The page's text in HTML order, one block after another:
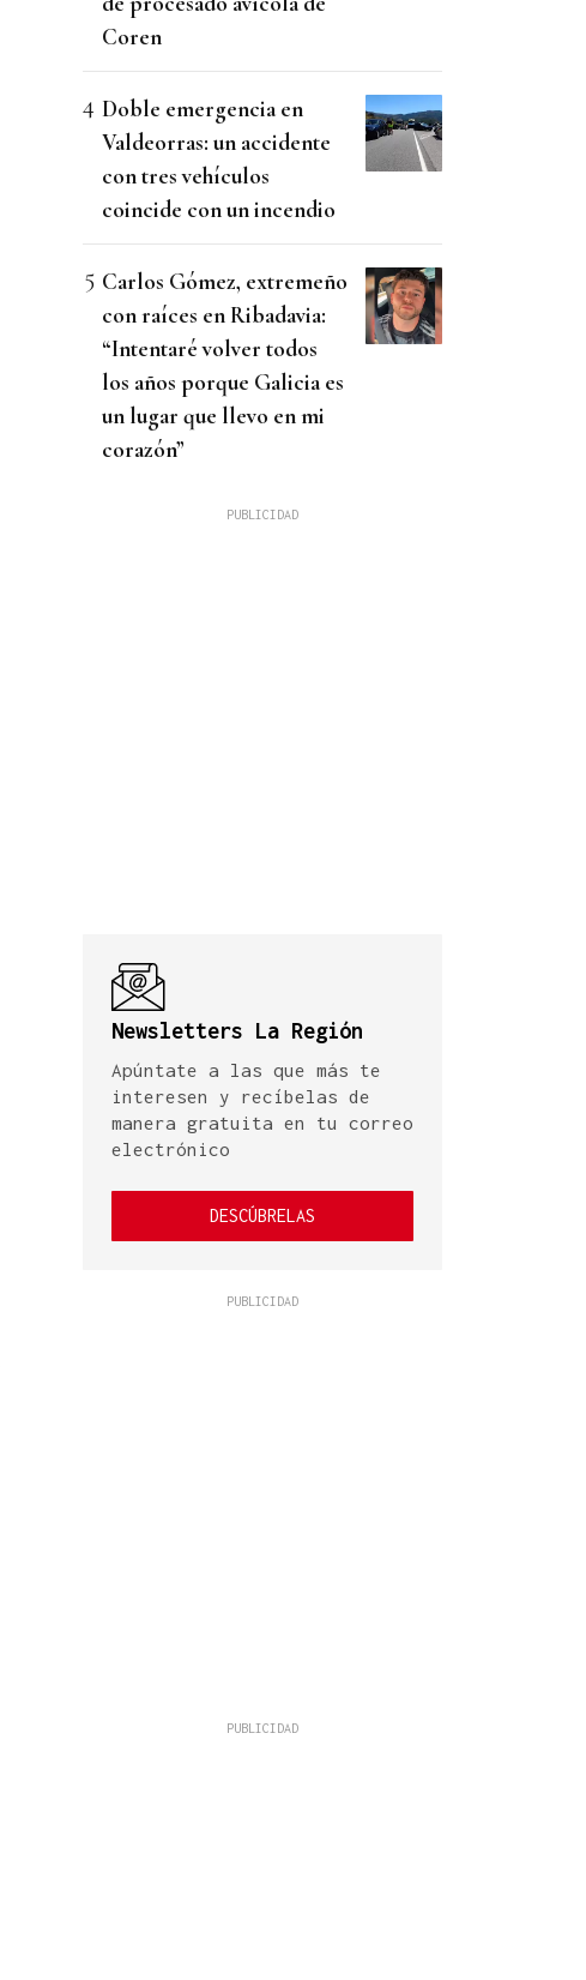
Coren
Doble emergencia en
Valdeorras: un accidente
con tres vehículos
coincide con un incendio
Carlos Gómez, extremeño
con raíces en Ribadavia:
“Intentaré volver todos
los años porque Galicia es
un lugar que llevo en mi
corazón”
Newsletters La Región
Apúntate a las que más te
interesen y recíbelas de
manera gratuita en tu correo
electrónico
DESCÚBRELAS